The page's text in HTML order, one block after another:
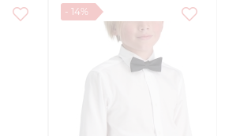
- 14%